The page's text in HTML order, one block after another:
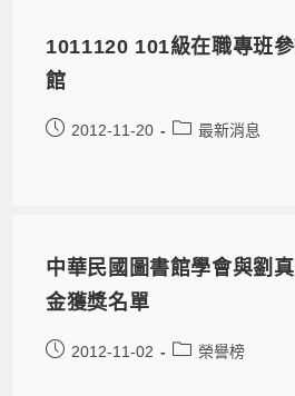
1011120 101級在職專班
館
2012-11-20 最新消息
中華民國圖書館學會與劉
金獲獎名單
2012-11-02 榮譽榜